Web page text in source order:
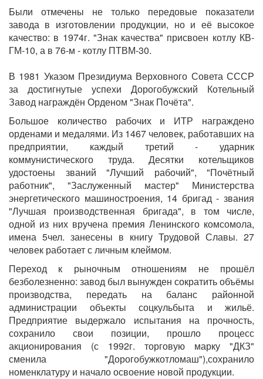
Были отмечены не только передовые показатели
завода в изготовлении продукции, но и её высокое
качество: в 1974г. "Знак качества" присвоен котлу КВ-
ГМ-10, а в 76-м - котлу ПТВМ-30.
В 1981 Указом Президиума Верховного Совета СССР
за достигнутые успехи Дорогобужский Котельный
Завод награждён Орденом "Знак Почёта".
Большое количество рабочих и ИТР награждено
орденами и медалями. Из 1467 человек, работавших на
предприятии, каждый третий - ударник
коммунистического труда. Десятки котельщиков
удостоены званий "Лучший рабочий", "Почётный
работник", "Заслуженный мастер" Министерства
энергетического машиностроения, 14 бригад - звания
"Лучшая производственная бригада", в том числе,
одной из них вручена премия Ленинского комсомола,
имена 5чел. занесены в книгу Трудовой Славы. 27
человек работает с личным клеймом.
Переход к рыночным отношениям не прошёл
безболезненно: завод был вынужден сократить объёмы
производства, передать на баланс районной
администрации объекты соцкульбыта и жильё.
Предприятие выдержало испытания на прочность,
сохранило свои позиции, прошло процесс
акционирования (с 1992г. торговую марку "ДКЗ"
сменила "Дорогобужкотломаш"),сохранило
номенклатуру и начало освоение новой продукции.